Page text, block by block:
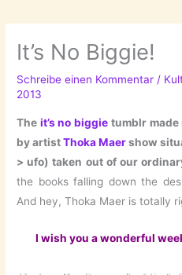
It’s No Biggie!
Schreibe einen Kommentar /
2013
The it’s no biggie tumblr made
by artistThoka Maershow
> ufo) taken out of our
the books falling down the
And hey, Thoka Maer is totally
I wish you a wonderful